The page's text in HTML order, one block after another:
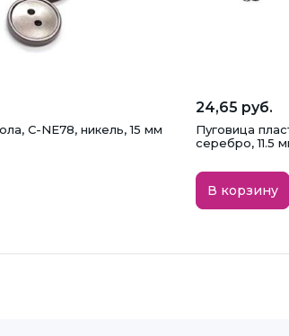
C-NE78, никель, 15 мм
24,65 руб.
Пуговица
серебро, 11.5
В корзину